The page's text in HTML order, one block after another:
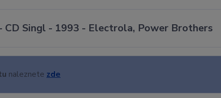
CD Singl - 1993 - Electrola, Power Brothers
naleznete zde